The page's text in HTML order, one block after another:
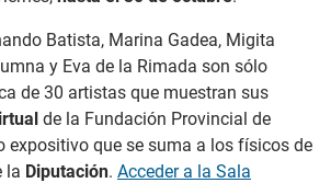
Batista, Marina Gadea, Migita
y Eva de la Rimada son sólo
de 30 artistas que muestran sus
de la Fundación Provincial de
expositivo que se suma a los físicos de
la Diputación. Acceder a la Sala